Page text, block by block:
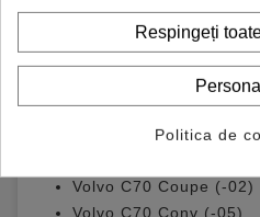
Volvo S80 (07-)
Volvo S80 (-06)
Volvo S60
Volvo S40 (04-)
Volvo C70 Coupe (-02)
Volvo C70 Conv (-05)
Respingeți
Politica de